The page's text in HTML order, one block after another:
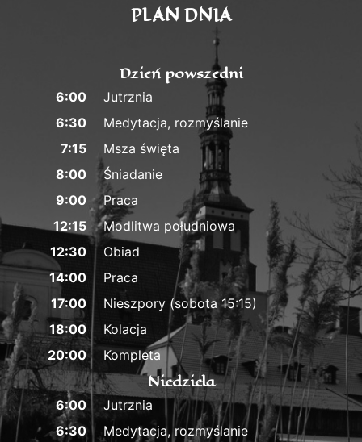
PLAN DNIA
Dzień powszedni
6:00
Jutrznia
6:30
Medytacja, rozmyślanie
7:15
Msza święta
8:00
Śniadanie
9:00
Praca
12:15
Modlitwa południowa
12:30
Obiad
14:00
Praca
17:00
Nieszpory (sobota 15:15)
18:00
Kolacja
20:00
Kompleta
Niedziela
6:00
Jutrznia
6:30
Medytacja, rozmyślanie